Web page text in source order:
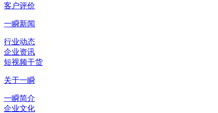
客户评价
一瞬新闻
行业动态
企业资讯
短视频干货
关于一瞬
一瞬简介
企业文化